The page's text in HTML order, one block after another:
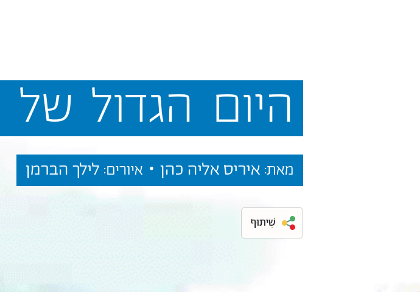
היום הגדול של
מאת: איריס אליה כהן •איורים: לילך הברמן
שִׁיתּוּף